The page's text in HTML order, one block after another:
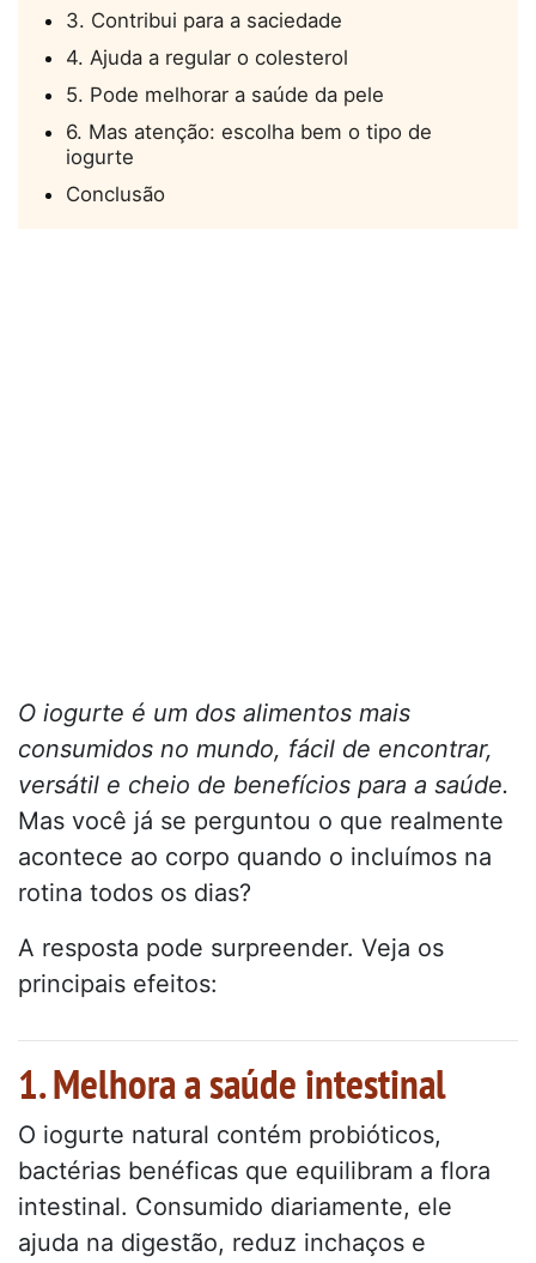
3. Contribui para a saciedade
4. Ajuda a regular o colesterol
5. Pode melhorar a saúde da pele
6. Mas atenção: escolha bem o tipo de
iogurte
Conclusão
O iogurte é um dos alimentos mais
consumidos no mundo, fácil de encontrar,
versátil e cheio de benefícios para a saúde.
Mas você já se perguntou o que realmente
acontece ao corpo quando o incluímos na
rotina todos os dias?
A resposta pode surpreender. Veja os
principais efeitos:
1. Melhora a saúde intestinal
O iogurte natural contém probióticos,
bactérias benéficas que equilibram a flora
intestinal. Consumido diariamente, ele
ajuda na digestão, reduz inchaços e